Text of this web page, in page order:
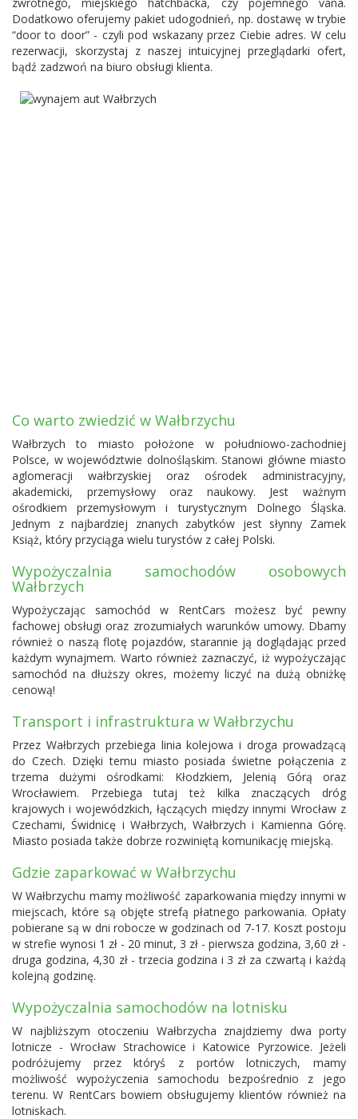
Dodatkowo oferujemy pakiet udogodnień, np. dostawę w trybie
“door to door” - czyli pod wskazany przez Ciebie adres. W celu
rezerwacji, skorzystaj z naszej intuicyjnej przeglądarki ofert,
bądź zadzwoń na biuro obsługi klienta.
Co warto zwiedzić w Wałbrzychu
Wałbrzych to miasto położone w południowo-zachodniej
Polsce, w województwie dolnośląskim. Stanowi główne miasto
aglomeracji wałbrzyskiej oraz ośrodek administracyjny,
akademicki, przemysłowy oraz naukowy. Jest ważnym
ośrodkiem przemysłowym i turystycznym Dolnego Śląska.
Jednym z najbardziej znanych zabytków jest słynny Zamek
Książ, który przyciąga wielu turystów z całej Polski.
Wypożyczalnia samochodów osobowych
Wałbrzych
Wypożyczając samochód w RentCars możesz być pewny
fachowej obsługi oraz zrozumiałych warunków umowy. Dbamy
również o naszą flotę pojazdów, starannie ją doglądając przed
każdym wynajmem. Warto również zaznaczyć, iż wypożyczając
samochód na dłuższy okres, możemy liczyć na dużą obniżkę
cenową!
Transport i infrastruktura w Wałbrzychu
Przez Wałbrzych przebiega linia kolejowa i droga prowadzącą
do Czech. Dzięki temu miasto posiada świetne połączenia z
trzema dużymi ośrodkami: Kłodzkiem, Jelenią Górą oraz
Wrocławiem. Przebiega tutaj też kilka znaczących dróg
krajowych i wojewódzkich, łączących między innymi Wrocław z
Czechami, Świdnicę i Wałbrzych, Wałbrzych i Kamienna Górę.
Miasto posiada także dobrze rozwiniętą komunikację miejską.
Gdzie zaparkować w Wałbrzychu
W Wałbrzychu mamy możliwość zaparkowania między innymi w
miejscach, które są objęte strefą płatnego parkowania. Opłaty
pobierane są w dni robocze w godzinach od 7-17. Koszt postoju
w strefie wynosi 1 zł - 20 minut, 3 zł - pierwsza godzina, 3,60 zł -
druga godzina, 4,30 zł - trzecia godzina i 3 zł za czwartą i każdą
kolejną godzinę.
Wypożyczalnia samochodów na lotnisku
W najbliższym otoczeniu Wałbrzycha znajdziemy dwa porty
lotnicze - Wrocław Strachowice i Katowice Pyrzowice. Jeżeli
podróżujemy przez któryś z portów lotniczych, mamy
możliwość wypożyczenia samochodu bezpośrednio z jego
terenu. W RentCars bowiem obsługujemy klientów również na
lotniskach.